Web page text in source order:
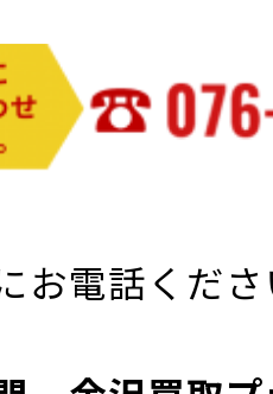
お電話くだ